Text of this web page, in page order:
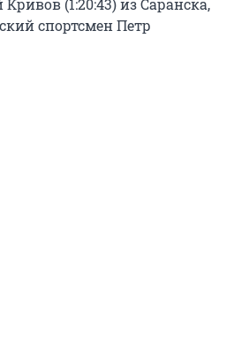
(1:20:43) из Саранска,
спортсмен Петр